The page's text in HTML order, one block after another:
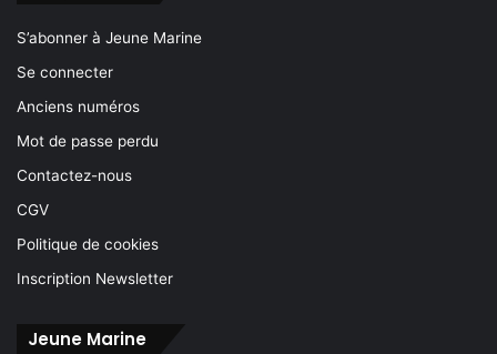
S’abonner à Jeune Marine
Se connecter
Anciens numéros
Mot de passe perdu
Contactez-nous
CGV
Politique de cookies
Inscription Newsletter
Jeune Marine